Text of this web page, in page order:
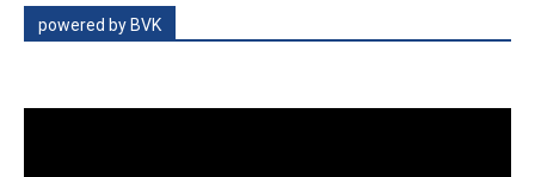
powered by BVK